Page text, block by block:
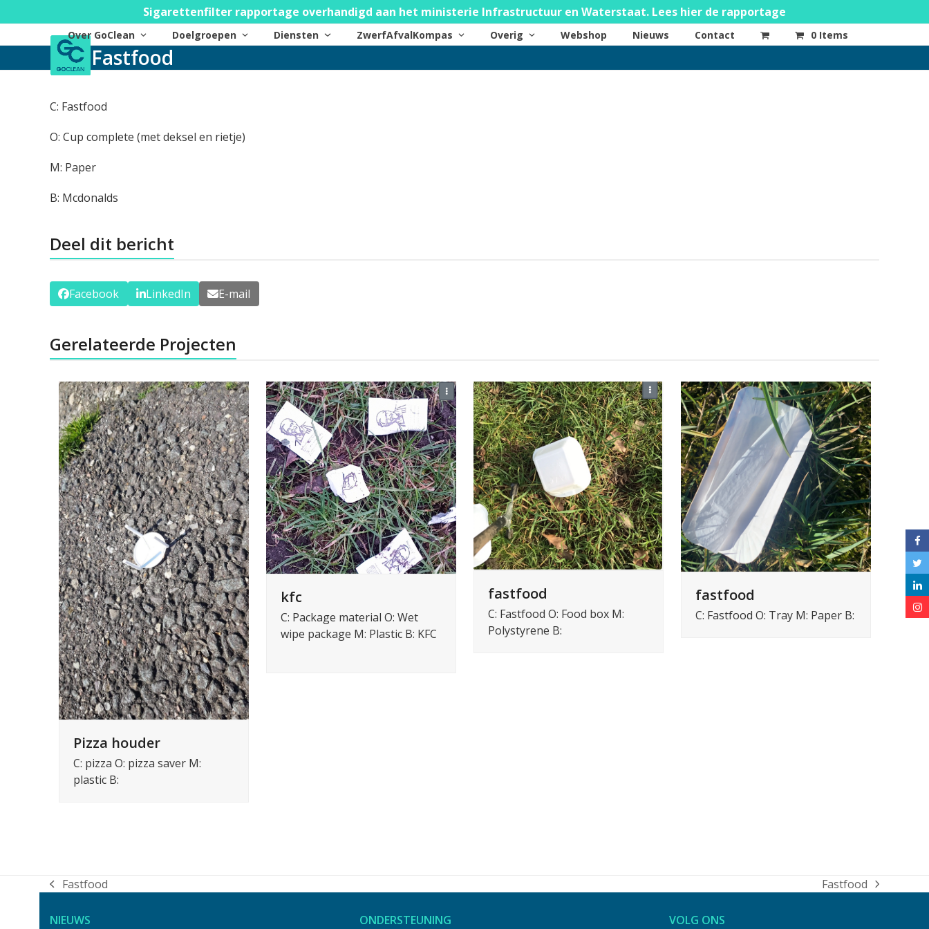
to
Sigarettenfilter rapportage overhandigd aan het ministerie Infrastructuur en Waterstaat. Lees hier de rapportage
Over GoClean Doelgroepen Diensten ZwerfAfvalKompas Overig Webshop Nieuws Contact 0 Items
Fastfood
C: Fastfood
O: Cup complete (met deksel en rietje)
M: Paper
B: Mcdonalds
Deel dit bericht
Facebook LinkedIn E-mail
Gerelateerde Projecten
Pizza houder
C: pizza O: pizza saver M:
plastic B:
kfc
C: Package material O: Wet
wipe package M: Plastic B: KFC
fastfood
C: Fastfood O: Food box M:
Polystyrene B:
fastfood
C: Fastfood O: Tray M: Paper B:
previous
Fastfood
next
Fastfood
NIEUWS ONDERSTEUNING VOLG ONS